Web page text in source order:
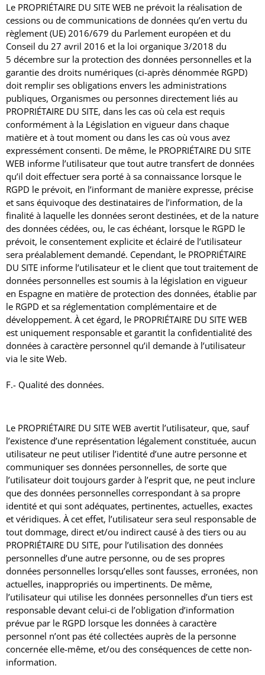
Le PROPRIÉTAIRE DU SITE WEB ne prévoit la réalisation de
cessions ou de communications de données qu’en vertu du
règlement (UE) 2016/679 du Parlement européen et du
Conseil du 27 avril 2016 et la loi organique 3/2018 du
5 décembre sur la protection des données personnelles et la
garantie des droits numériques (ci-après dénommée RGPD)
doit remplir ses obligations envers les administrations
publiques, Organismes ou personnes directement liés au
PROPRIÉTAIRE DU SITE, dans les cas où cela est requis
conformément à la Législation en vigueur dans chaque
matière et à tout moment ou dans les cas où vous avez
expressément consenti. De même, le PROPRIÉTAIRE DU SITE
WEB informe l’utilisateur que tout autre transfert de données
qu’il doit effectuer sera porté à sa connaissance lorsque le
RGPD le prévoit, en l’informant de manière expresse, précise
et sans équivoque des destinataires de l’information, de la
finalité à laquelle les données seront destinées, et de la nature
des données cédées, ou, le cas échéant, lorsque le RGPD le
prévoit, le consentement explicite et éclairé de l’utilisateur
sera préalablement demandé. Cependant, le PROPRIÉTAIRE
DU SITE informe l’utilisateur et le client que tout traitement de
données personnelles est soumis à la législation en vigueur
en Espagne en matière de protection des données, établie par
le RGPD et sa réglementation complémentaire et de
développement. À cet égard, le PROPRIÉTAIRE DU SITE WEB
est uniquement responsable et garantit la confidentialité des
données à caractère personnel qu’il demande à l’utilisateur
via le site Web.
F.- Qualité des données.
Le PROPRIÉTAIRE DU SITE WEB avertit l’utilisateur, que, sauf
l’existence d’une représentation légalement constituée, aucun
utilisateur ne peut utiliser l’identité d’une autre personne et
communiquer ses données personnelles, de sorte que
l’utilisateur doit toujours garder à l’esprit que, ne peut inclure
que des données personnelles correspondant à sa propre
identité et qui sont adéquates, pertinentes, actuelles, exactes
et véridiques. À cet effet, l’utilisateur sera seul responsable de
tout dommage, direct et/ou indirect causé à des tiers ou au
PROPRIÉTAIRE DU SITE, pour l’utilisation des données
personnelles d’une autre personne, ou de ses propres
données personnelles lorsqu’elles sont fausses, erronées, non
actuelles, inappropriés ou impertinents. De même,
l’utilisateur qui utilise les données personnelles d’un tiers est
responsable devant celui-ci de l’obligation d’information
prévue par le RGPD lorsque les données à caractère
personnel n’ont pas été collectées auprès de la personne
concernée elle-même, et/ou des conséquences de cette non-
information.